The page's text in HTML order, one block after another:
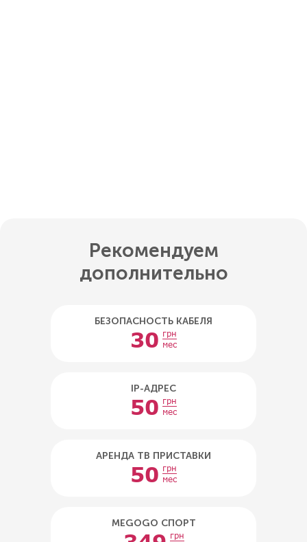
Рекомендуем
дополнительно
БЕЗОПАСНОСТЬ КАБЕЛЯ
30 грн
мес
IP-АДРЕС
50 грн
мес
АРЕНДА ТВ ПРИСТАВКИ
50 грн
мес
MEGOGO СПОРТ
грн